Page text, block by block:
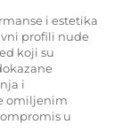
i estetika
profili nude
koji su
i
omiljenim
u